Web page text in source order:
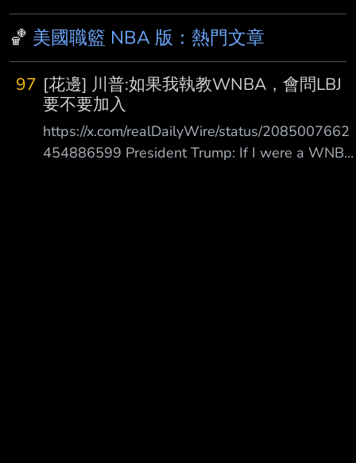
🏀 美國職籃 NBA 版：熱門文章
97 [花邊] 川普:如果我執教WNBA，會問LBJ
要不要加入
https://x.com/realDailyWire/status/2085007662
454886599 President Trump: If I were a WNBA